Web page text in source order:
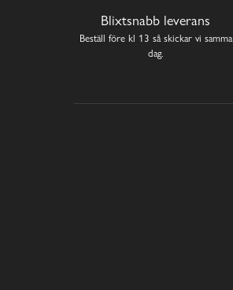
Blixtsnabb leverans
Beställ före kl 13 så skickar vi samma
dag.